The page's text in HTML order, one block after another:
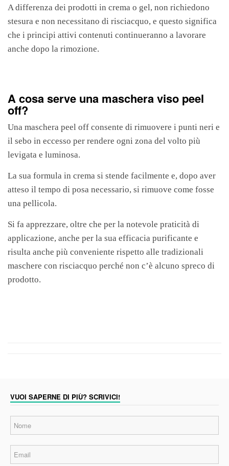
A differenza dei prodotti in crema o gel, non richiedono
stesura e non necessitano di risciacquo, e questo significa
che i principi attivi contenuti continueranno a lavorare
anche dopo la rimozione.
A cosa serve una maschera viso peel
off?
Una maschera peel off consente di rimuovere i punti neri e
il sebo in eccesso per rendere ogni zona del volto più
levigata e luminosa.
La sua formula in crema si stende facilmente e, dopo aver
atteso il tempo di posa necessario, si rimuove come fosse
una pellicola.
Si fa apprezzare, oltre che per la notevole praticità di
applicazione, anche per la sua efficacia purificante e
risulta anche più conveniente rispetto alle tradizionali
maschere con risciacquo perché non c’è alcuno spreco di
prodotto.
VUOI SAPERNE DI PIÙ? SCRIVICI!